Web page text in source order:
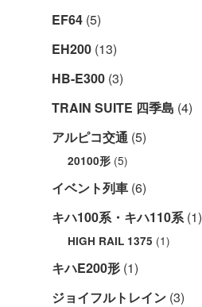
EF64 (5)
EH200 (13)
HB-E300 (3)
TRAIN SUITE 四季島 (4)
アルピコ交通 (5)
20100形 (5)
イベント列車 (6)
キハ100系・キハ110系(1)
HIGH RAIL 1375 (1)
キハE200形 (1)
ジョイフルトレイン (3)